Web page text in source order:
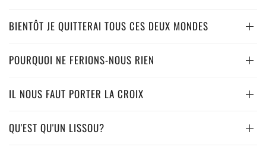
BIENTÔT JE QUITTERAI TOUS CES DEUX MONDES
POURQUOI NE FERIONS-NOUS RIEN
IL NOUS FAUT PORTER LA CROIX
QU'EST QU'UN LISSOU?